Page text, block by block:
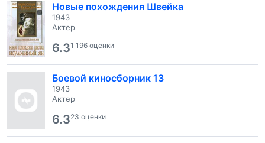
Новые похождения Швейка
1943
Актер
6.31 196 оценки
Боевой киносборник 13
1943
Актер
6.323 оценки